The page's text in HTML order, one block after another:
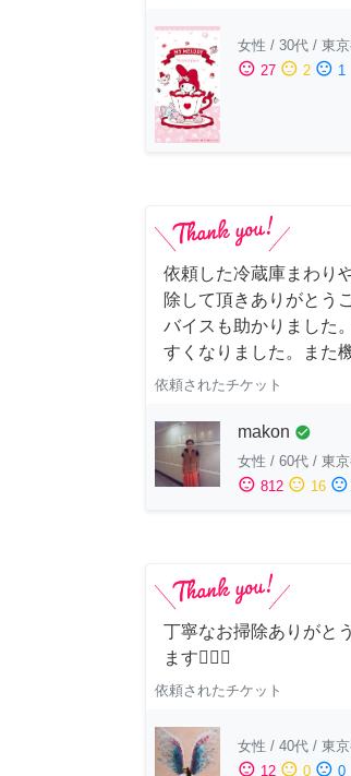
女性 / 30代 / 東
sentiment_satisfied 27 sentiment_neutral 2 sentiment_dissatisfied 1
依頼した冷蔵庫まわり
除して頂きありがとう
バイスも助かりました
すくなりました。また
依頼されたチケット
makon check_circle
女性 / 60代 / 東
sentiment_satisfied 812 sentiment_neutral 16 sentiment_dissatisfied
丁寧なお掃除ありがと
ます🙆‍♀️✨
依頼されたチケット
女性 / 40代 / 東
sentiment_satisfied 12 sentiment_neutral 0 sentiment_dissatisfied 0